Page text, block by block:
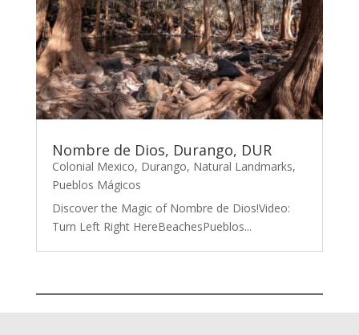
Nombre de Dios, Durango, DUR
Colonial Mexico, Durango, Natural Landmarks,
Pueblos Mágicos
Discover the Magic of Nombre de Dios!Video:
Turn Left Right HereBeachesPueblos...